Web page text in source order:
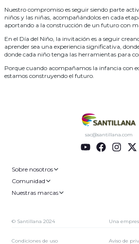
Nuestro compromiso es seguir siendo parte
niños y las niñas, acompañándolos en cada
aportando a la construcción de un futuro con
En el Día del Niño, la invitación es a seguir
aprender sea una experiencia significativa,
donde cada niño tenga las herramientas para
Porque cuando acompañamos la infancia con
estamos construyendo el futuro.
sac@santillana.com
Sobre nosotros
Comunidad
Nuestras marcas
© Santillana 2024 Una
Condiciones de uso Aviso de